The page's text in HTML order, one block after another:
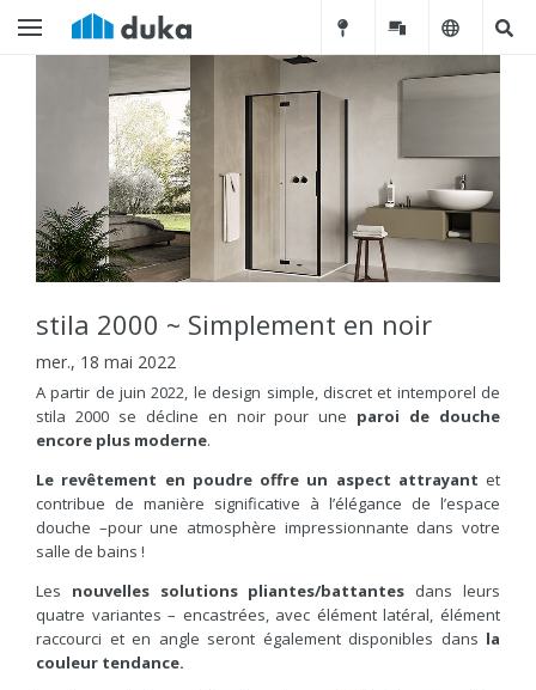
stila 2000 ~ Simplement en noir
mer., 18 mai 2022
A partir de juin 2022, le design simple, discret et intemporel de
stila 2000 se décline en noir pour une paroi de douche
encore plus moderne.
Le revêtement en poudre offre un aspect attrayant et
contribue de manière significative à l’élégance de l’espace
douche –pour une atmosphère impressionnante dans votre
salle de bains !
Les nouvelles solutions pliantes/battantes dans leurs
quatre variantes – encastrées, avec élément latéral, élément
raccourci et en angle seront également disponibles dans la
couleur tendance.